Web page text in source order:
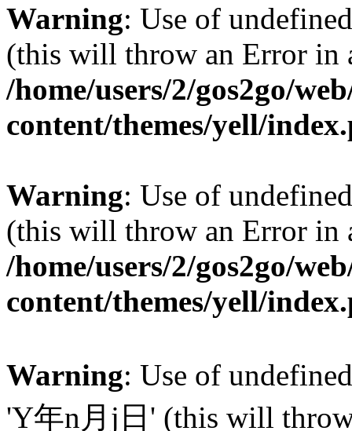
Warning: Use of
(this will throw an Error in
/home/users/2/gos2go/
content/themes/yell/
Warning: Use of
(this will throw an Error in
/home/users/2/gos2go/
content/themes/yell/
Warning: Use of
'Y年n月j日' (this will